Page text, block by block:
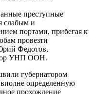
преступные
слабым и
портами, прибегая к
провезти
Федотов,
УНП ООН.
губернатором
определенную
прохождение